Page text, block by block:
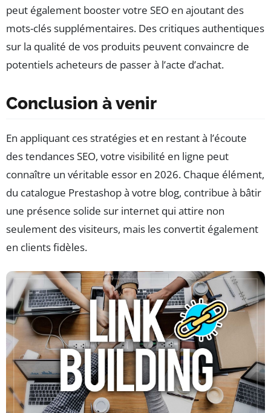
peut également booster votre SEO en ajoutant des
mots-clés supplémentaires. Des critiques authentiques
sur la qualité de vos produits peuvent convaincre de
potentiels acheteurs de passer à l’acte d’achat.
Conclusion à venir
En appliquant ces stratégies et en restant à l’écoute
des tendances SEO, votre visibilité en ligne peut
connaître un véritable essor en 2026. Chaque élément,
du catalogue Prestashop à votre blog, contribue à bâtir
une présence solide sur internet qui attire non
seulement des visiteurs, mais les convertit également
en clients fidèles.